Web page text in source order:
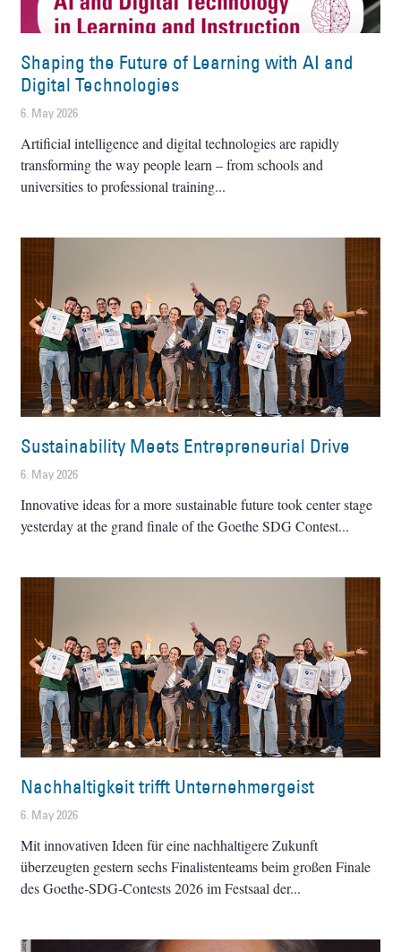
Shaping the Future of Learning with AI and
Digital Technologies
6. May 2026
Artificial intelligence and digital technologies are rapidly
transforming the way people learn – from schools and
universities to professional training
Sustainability Meets Entrepreneurial Drive
6. May 2026
Innovative ideas for a more sustainable future took center stage
yesterday at the grand finale of the Goethe SDG Contest
Nachhaltigkeit trifft Unternehmergeist
6. May 2026
Mit innovativen Ideen für eine nachhaltigere Zukunft
überzeugten gestern sechs Finalistenteams beim großen Finale
des Goethe-SDG-Contests 2026 im Festsaal der